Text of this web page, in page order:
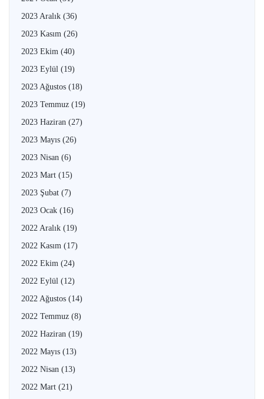
2023 Aralık (36)
2023 Kasım (26)
2023 Ekim (40)
2023 Eylül (19)
2023 Ağustos (18)
2023 Temmuz (19)
2023 Haziran (27)
2023 Mayıs (26)
2023 Nisan (6)
2023 Mart (15)
2023 Şubat (7)
2023 Ocak (16)
2022 Aralık (19)
2022 Kasım (17)
2022 Ekim (24)
2022 Eylül (12)
2022 Ağustos (14)
2022 Temmuz (8)
2022 Haziran (19)
2022 Mayıs (13)
2022 Nisan (13)
2022 Mart (21)